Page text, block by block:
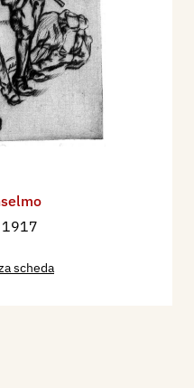
1917
scheda